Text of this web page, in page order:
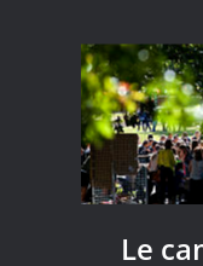
Le